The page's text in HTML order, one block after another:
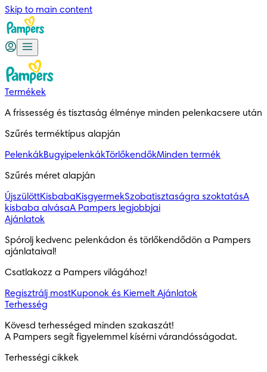
Skip to main content
Termékek
A frissesség és tisztaság élménye minden pelenkacsere után
Szűrés terméktípus alapján
PelenkákBugyipelenkákTörlőkendőkMinden termék
Szűrés méret alapján
ÚjszülöttKisbabaKisgyermekSzobatisztaságra szoktatásA
kisbaba alvásaA Pampers legjobbjai
Ajánlatok
Spórolj kedvenc pelenkádon és törlőkendődön a Pampers
ajánlataival!
Csatlakozz a Pampers világához!
Regisztrálj mostKuponok és Kiemelt Ajánlatok
Terhesség
Kövesd terhességed minden szakaszát!
A Pampers segít figyelemmel kísérni várandósságodat.
Terhességi cikkek